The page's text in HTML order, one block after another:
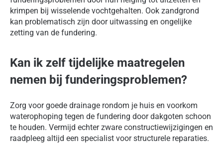
krimpen bij wisselende vochtgehalten. Ook zandgrond
kan problematisch zijn door uitwassing en ongelijke
zetting van de fundering.
Kan ik zelf tijdelijke maatregelen
nemen bij funderingsproblemen?
Zorg voor goede drainage rondom je huis en voorkom
waterophoping tegen de fundering door dakgoten schoon
te houden. Vermijd echter zware constructiewijzigingen en
raadpleeg altijd een specialist voor structurele reparaties.